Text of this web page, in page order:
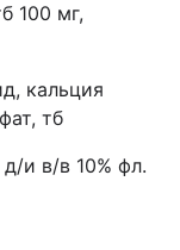
100 мг,
кальция
тб
и в/в 10% фл.